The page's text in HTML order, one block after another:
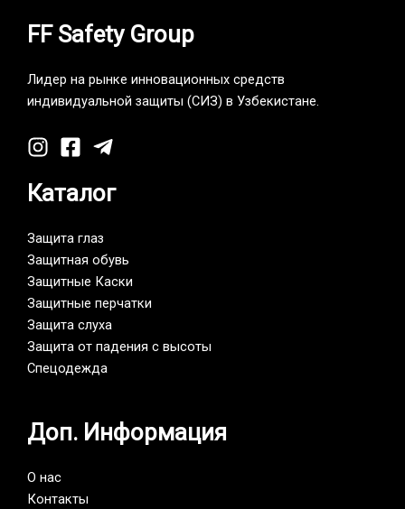
FF Safety Group
Лидер на рынке инновационных средств
индивидуальной защиты (СИЗ) в Узбекистане.
Каталог
Защита глаз
Защитная обувь
Защитные Каски
Защитные перчатки
Защита слуха
Защита от падения с высоты
Спецодежда
Доп. Информация
О нас
Контакты